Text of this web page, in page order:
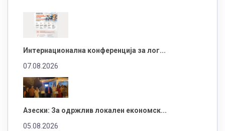
Интернационална конференција за лог...
07.08.2026
Азески: За одржлив локален економск...
05.08.2026